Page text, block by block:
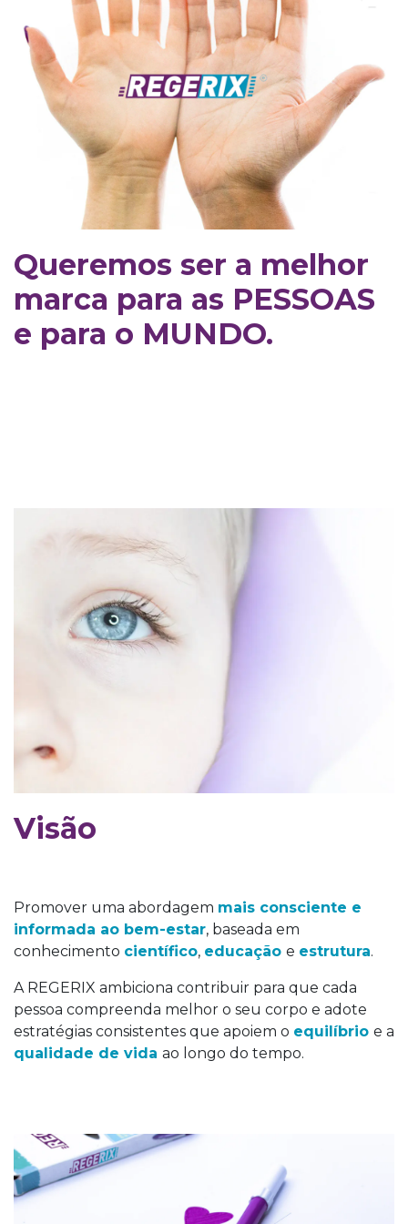
Queremos ser a melhor
marca para as PESSOAS
e para o MUNDO.
Visão
Promover uma abordagem mais consciente e
informada ao bem-estar, baseada em
conhecimento científico, educação e estrutura.
A REGERIX ambiciona contribuir para que cada
pessoa compreenda melhor o seu corpo e adote
estratégias consistentes que apoiem o equilíbrio e a
qualidade de vida ao longo do tempo.